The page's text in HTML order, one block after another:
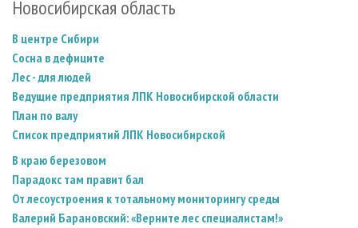
Новосибирская область
В центре Сибири
Сосна в дефиците
Лес - для людей
Ведущие предприятия ЛПК Новосибирской области
План по валу
Список предприятий ЛПК Новосибирской
В краю березовом
Парадокс там правит бал
От лесоустроения к тотальному мониторингу среды
Валерий Барановский: «Верните лес специалистам!»